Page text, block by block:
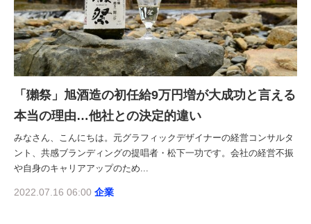
BPaaS JOURNAL
ADOPTABLE DOG JOURNAL
「獺祭」旭酒造の初任給9万円増が大成功と言える
本当の理由…他社との決定的違い
みなさん、こんにちは。元グラフィックデザイナーの経営コンサルタ
ント、共感ブランディングの提唱者・松下一功です。会社の経営不振
や自身のキャリアアップのため...
2022.07.16 06:00 企業